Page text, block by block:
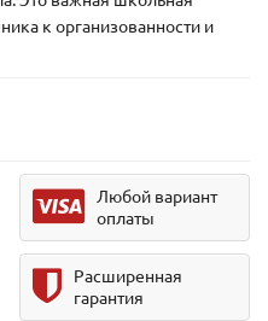
к организованности и
Любой вариант
оплаты
Расширенная
гарантия